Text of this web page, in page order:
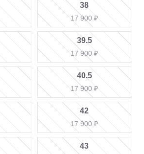
38
17 900 ₽
39.5
17 900 ₽
40.5
17 900 ₽
42
17 900 ₽
43